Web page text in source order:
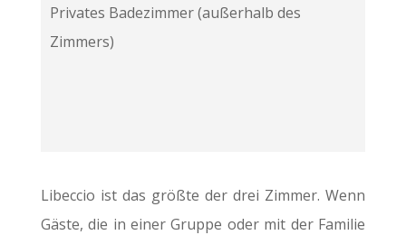
Privates Badezimmer (außerhalb des
Zimmers)
Libeccio ist das größte der drei Zimmer. Wenn
Gäste, die in einer Gruppe oder mit der Familie